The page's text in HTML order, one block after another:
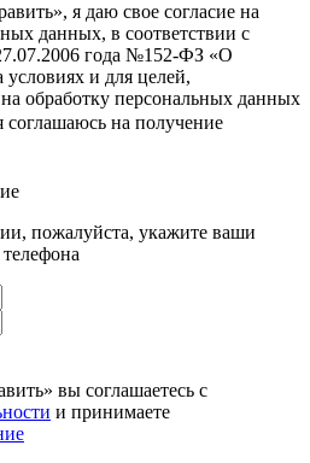
я даю свое согласие на
данных, в соответствии с
года №152-ФЗ «О
и для целей,
обработку персональных данных
на получение
пожалуйста, укажите ваши
вы соглашаетесь с
и принимаете